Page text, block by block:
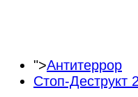
">Антитеррор
Стоп-Деструкт